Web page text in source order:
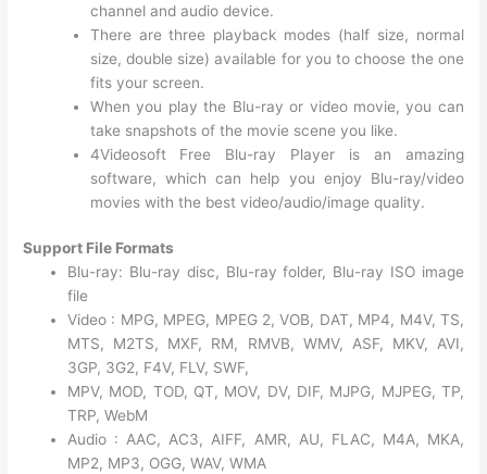
channel and audio device.
There are three playback modes (half size, normal
size, double size) available for you to choose the one
fits your screen.
When you play the Blu-ray or video movie, you can
take snapshots of the movie scene you like.
4Videosoft Free Blu-ray Player is an amazing
software, which can help you enjoy Blu-ray/video
movies with the best video/audio/image quality.
Support File Formats
Blu-ray: Blu-ray disc, Blu-ray folder, Blu-ray ISO image
file
Video : MPG, MPEG, MPEG 2, VOB, DAT, MP4, M4V, TS,
MTS, M2TS, MXF, RM, RMVB, WMV, ASF, MKV, AVI,
3GP, 3G2, F4V, FLV, SWF,
MPV, MOD, TOD, QT, MOV, DV, DIF, MJPG, MJPEG, TP,
TRP, WebM
Audio : AAC, AC3, AIFF, AMR, AU, FLAC, M4A, MKA,
MP2, MP3, OGG, WAV, WMA